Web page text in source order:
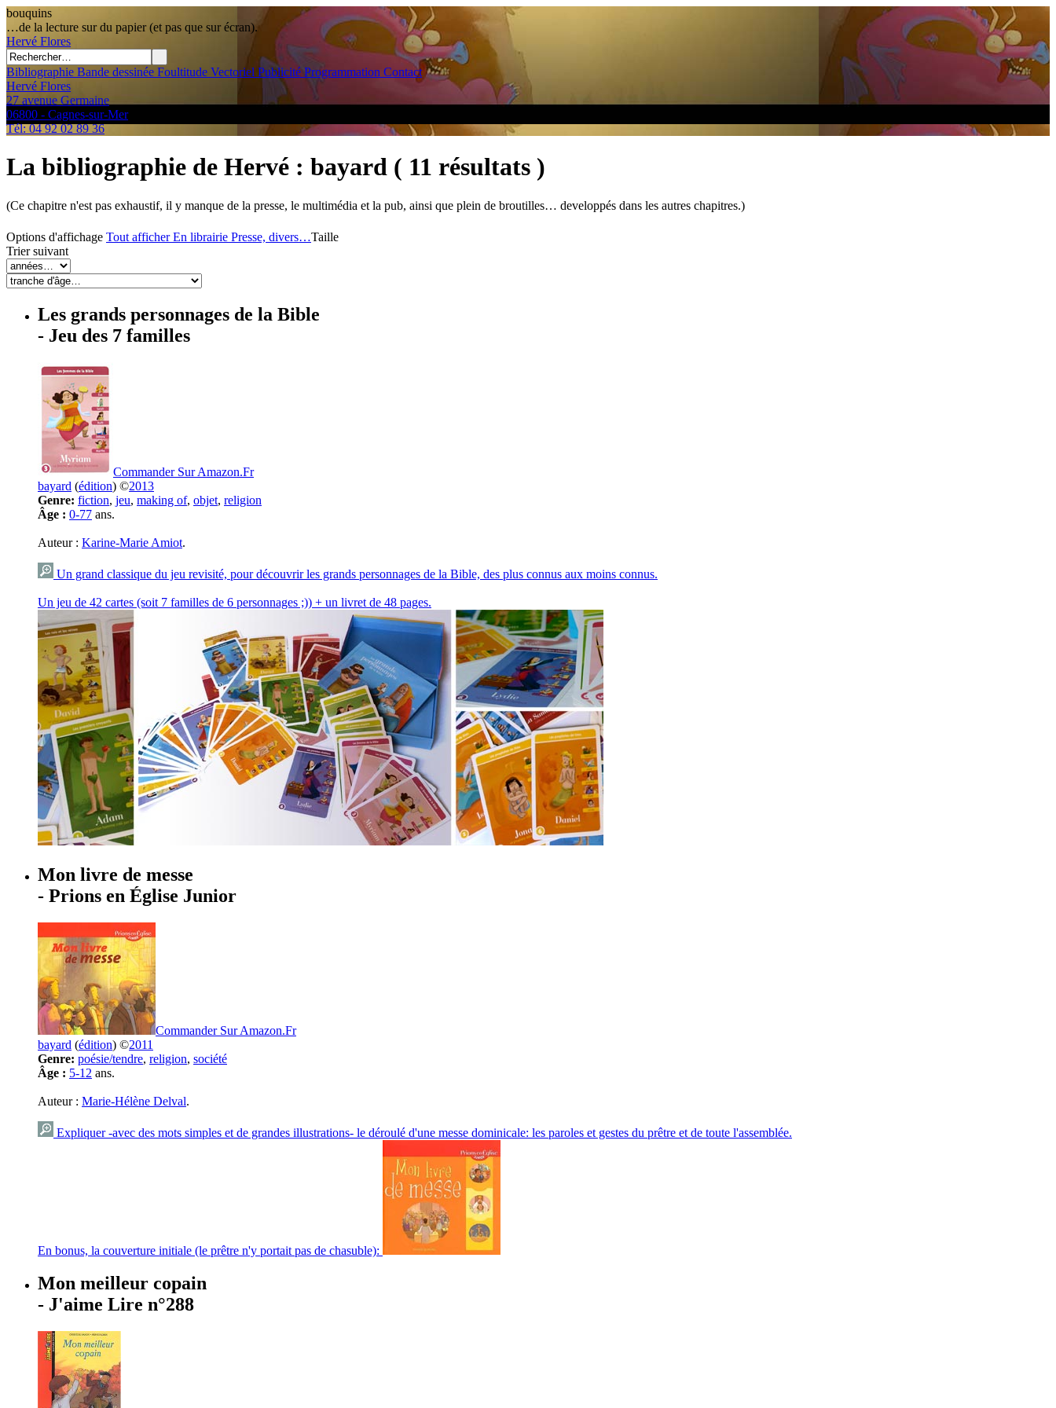
bouquins
…de la lecture sur du papier (et pas que sur écran).
Hervé Flores
Bibliographie Bande dessinée Foultitude Vectoriel PublicitéProgrammation Contact
Hervé Flores
27 avenue Germaine
06800 - Cagnes-sur-Mer
Tél: 04 92 02 89 36
La bibliographie de Hervé : bayard ( 11 résultats )
(Ce chapitre n'est pas exhaustif, il y manque de la presse, le multimédia et la pub, ainsi que plein de broutilles… developpés dans les autres chapitres.)
Options d'affichage Tout afficherEn librairie Presse, divers…Taille
Trier suivant
Les grands personnages de la Bible
- Jeu des 7 familles
Commander Sur Amazon.Fr
bayard (édition) ©2013
Genre: fiction, jeu, making of, objet, religion
Âge : 0-77 ans.
Auteur : Karine-Marie Amiot.
Un grand classique du jeu revisité, pour découvrir les grands personnages de la Bible, des plus connus aux moins connus.
Un jeu de 42 cartes (soit 7 familles de 6 personnages ;)) + un livret de 48 pages.
Mon livre de messe
- Prions en Église Junior
Commander Sur Amazon.Fr
bayard (édition) ©2011
Genre: poésie/tendre, religion, société
Âge : 5-12 ans.
Auteur : Marie-Hélène Delval.
Expliquer -avec des mots simples et de grandes illustrations- le déroulé d'une messe dominicale: les paroles et gestes du prêtre et de toute l'assemblée.
En bonus, la couverture initiale (le prêtre n'y portait pas de chasuble):
Mon meilleur copain
- J'aime Lire n°288